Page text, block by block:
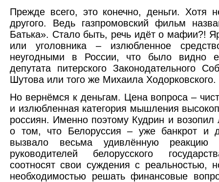
Прежде всего, это конечно, деньги. Хотя
другого. Ведь газпромовский фильм
Батька». Стало быть, речь идёт о мафии?!
или уголовника – излюбленное
неугодными в России, что было видно
депутата питерского Законодательного
Шутова или того же Михаила Ходорковского.
Но вернёмся к деньгам. Цена вопроса –
и излюбленная категория мышления
россиян. Именно поэтому Кудрин и возопил
о том, что Белоруссия – уже банкрот и
вызвало весьма удивлённую реакцию
руководителей белорусского
соотносят свои суждения с реальностью,
необходимостью решать финансовые